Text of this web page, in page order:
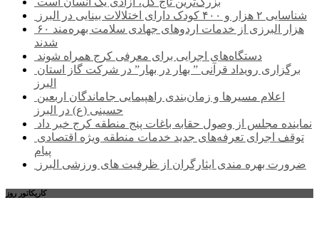
شناسایی ۲ هزار و ۴۰۰ کودک دارای اختلالات بینایی در البرز
۶۰ هزار البرزی از خدمات اردوهای جهادی سلامت بهره‌مند
شدند
دستگاه‌های اجرایی برای معرفی کرج همراه شوند
البرز
حسینی (ع) در البرز
نماینده مجلس از وصول حقابه باغات پنج منطقه کرج خبر داد
پیام
ضرورت بهره مندی ایثارگران از ظرفیت های ورزشی البرز
کاریکاتور روز